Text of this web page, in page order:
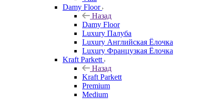
Damy Floor
Назад
Damy Floor
Luxury Палуба
Luxury Английская Ёлочка
Luxury Французкая Ёлочка
Kraft Parkett
Назад
Kraft Parkett
Premium
Medium